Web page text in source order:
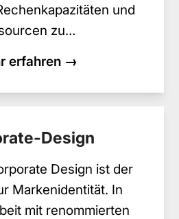
und
zu…
erfahren →
Design
Design ist der
Markenidentität. In
mit renommierten